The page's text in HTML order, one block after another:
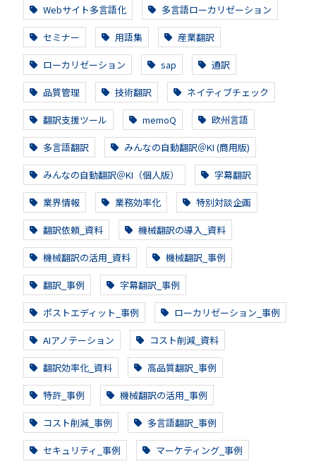
Webサイト多言語化 多言語ローカリゼーション
セミナー 用語集 産業翻訳
ローカリゼーション sap 通訳
品質管理 技術翻訳 ネイティブチェック
翻訳支援ツール memoQ 欧州言語
多言語翻訳 みんなの自動翻訳＠KI (商用版)
みんなの自動翻訳＠KI（個人版） 字幕翻訳
業界情報 業務効率化 特別対談企画
翻訳依頼_資料 機械翻訳の導入_資料
機械翻訳の活用_資料 機械翻訳_事例
翻訳_事例 字幕翻訳_事例
ポストエディット_事例 ローカリゼーション_事例
AIアノテーション コスト削減_資料
翻訳効率化_資料 高品質翻訳_事例
特許_事例 機械翻訳の活用_事例
コスト削減_事例 多言語翻訳_事例
セキュリティ_事例 マーケティング_事例